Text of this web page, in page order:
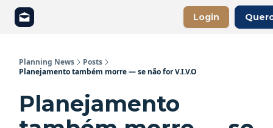
Login
Planning News
Posts
Planejamento também morre — se não for V.I.V.O
Planejamento